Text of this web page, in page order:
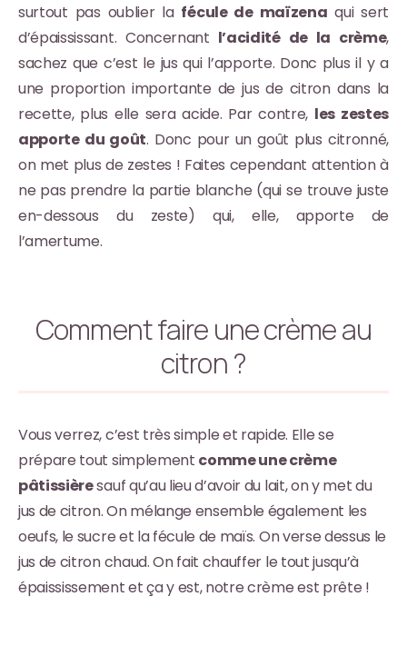
surtout pas oublier la fécule de maïzena qui sert
d’épaississant. Concernant l’acidité de la crème,
sachez que c’est le jus qui l’apporte. Donc plus il y a
une proportion importante de jus de citron dans la
recette, plus elle sera acide. Par contre, les zestes
apporte du goût. Donc pour un goût plus citronné,
on met plus de zestes ! Faites cependant attention à
ne pas prendre la partie blanche (qui se trouve juste
en-dessous du zeste) qui, elle, apporte de
l’amertume.
Comment faire une crème au
citron ?
Vous verrez, c’est très simple et rapide. Elle se
prépare tout simplement comme une crème
pâtissièresauf qu’au lieu d’avoir du lait, on y met du
jus de citron. On mélange ensemble également les
oeufs, le sucre et la fécule de maïs. On verse dessus le
jus de citron chaud. On fait chauffer le tout jusqu’à
épaississement et ça y est, notre crème est prête !